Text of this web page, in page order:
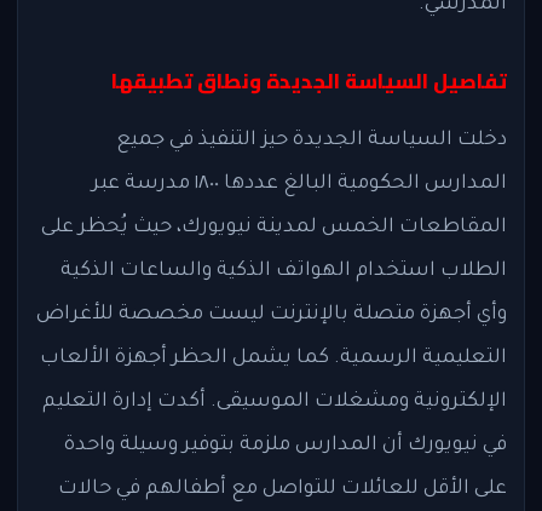
المدرسي.
تفاصيل السياسة الجديدة ونطاق تطبيقها
دخلت السياسة الجديدة حيز التنفيذ في جميع
المدارس الحكومية البالغ عددها ١٨٠٠ مدرسة عبر
المقاطعات الخمس لمدينة نيويورك، حيث يُحظر على
الطلاب استخدام الهواتف الذكية والساعات الذكية
وأي أجهزة متصلة بالإنترنت ليست مخصصة للأغراض
التعليمية الرسمية. كما يشمل الحظر أجهزة الألعاب
الإلكترونية ومشغلات الموسيقى. أكدت إدارة التعليم
في نيويورك أن المدارس ملزمة بتوفير وسيلة واحدة
على الأقل للعائلات للتواصل مع أطفالهم في حالات